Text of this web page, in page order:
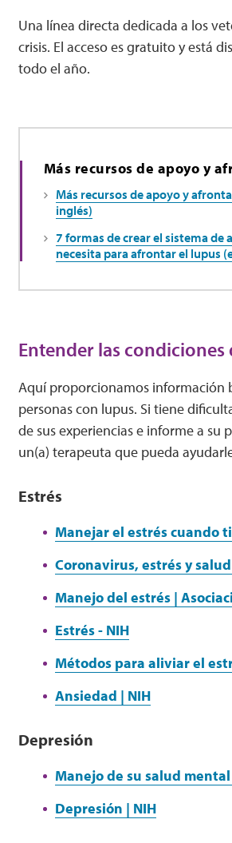
Una línea directa dedicada a los
crisis. El acceso es gratuito y está
todo el año.
Más recursos de apoyo y
Más recursos de apoyo y
inglés)
7 formas de crear el sistema de
necesita para afrontar el lupus
Entender las
Aquí proporcionamos información
personas con lupus. Si tiene
de sus experiencias e informe a su
un(a) terapeuta que pueda
Estrés
Manejar el estrés cuando
Coronavirus, estrés y
Manejo del estrés |
Estrés - NIH
Métodos para aliviar el
Ansiedad | NIH
Depresión
Manejo de su salud
Depresión | NIH